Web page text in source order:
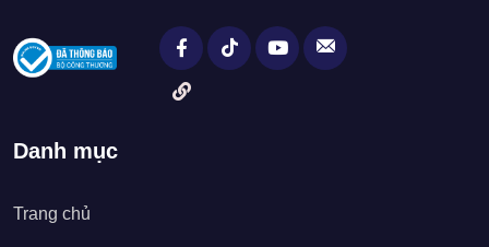
Danh mục
Trang chủ